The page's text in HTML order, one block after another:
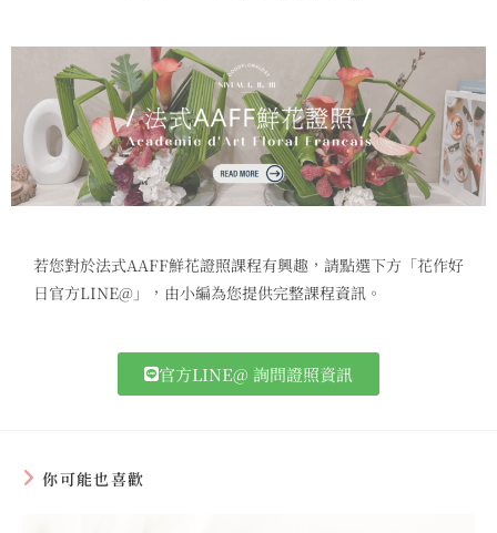
若您對於法式AAFF鮮花證照課程有興趣，請點選下方「花作好
日官方LINE@」，由小編為您提供完整課程資訊。
官方LINE@ 詢問證照資訊
你可能也喜歡